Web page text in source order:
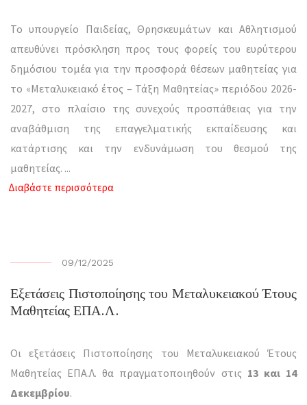
Το υπουργείο Παιδείας, Θρησκευμάτων και Αθλητισμού
απευθύνει πρόσκληση προς τους φορείς του ευρύτερου
δημόσιου τομέα για την προσφορά θέσεων μαθητείας για
το «Μεταλυκειακό έτος – Τάξη Μαθητείας» περιόδου 2026-
2027, στο πλαίσιο της συνεχούς προσπάθειας για την
αναβάθμιση της επαγγελματικής εκπαίδευσης και
κατάρτισης και την ενδυνάμωση του θεσμού της
μαθητείας. ...
Διαβάστε περισσότερα
09/12/2025
Εξετάσεις Πιστοποίησης του Μεταλυκειακού Έτους
Μαθητείας ΕΠΑ.Λ.
Οι εξετάσεις Πιστοποίησης του Μεταλυκειακού Έτους
Μαθητείας ΕΠΑ.Λ. θα πραγματοποιηθούν στις 13 και 14
Δεκεμβρίου.